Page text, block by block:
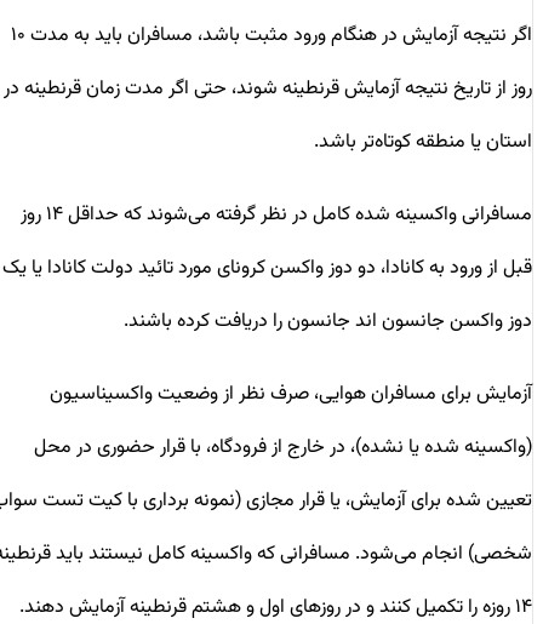
اگر نتیجه آزمایش در هنگام ورود مثبت باشد، مسافران باید به مدت ۱۰
روز از تاریخ نتیجه آزمایش قرنطینه شوند، حتی اگر مدت زمان قرنطینه در
استان یا منطقه کوتاه‌تر باشد.
مسافرانی واکسینه شده کامل در نظر گرفته می‌شوند که حداقل ۱۴ روز
قبل از ورود به کانادا، دو دوز واکسن کرونای مورد تائید دولت کانادا یا یک
دوز واکسن جانسون اند جانسون را دریافت کرده باشند.
آزمایش برای مسافران هوایی، صرف نظر از وضعیت واکسیناسیون
(واکسینه شده یا نشده)، در خارج از فرودگاه، با قرار حضوری در محل
تعیین شده برای آزمایش، یا قرار مجازی (نمونه برداری با کیت تست سواب
شخصی) انجام می‌شود. مسافرانی که واکسینه کامل نیستند باید قرنطینه
۱۴ روزه را تکمیل کنند و در روزهای اول و هشتم قرنطینه آزمایش دهند.